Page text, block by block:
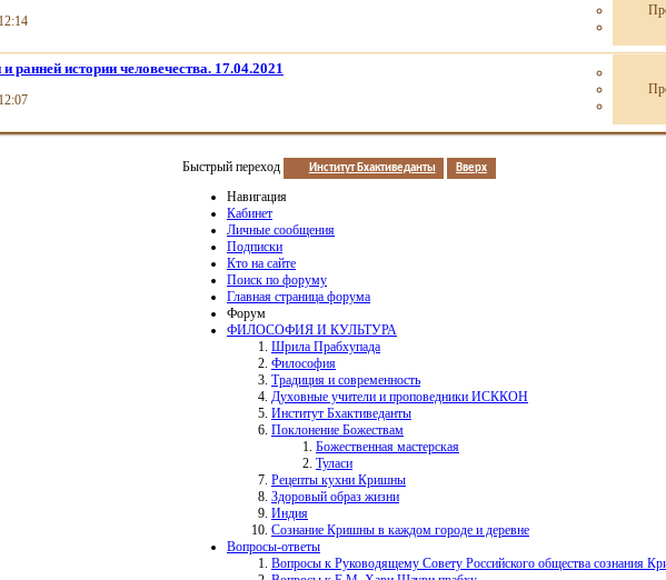
истории человечества. 17.04.2021
Быстрый переход Институт Бхактиведанты Вверх
Навигация
Кабинет
Личные сообщения
Подписки
Кто на сайте
Поиск по форуму
Главная страница форума
Форум
ФИЛОСОФИЯ И КУЛЬТУРА
Шрила Прабхупада
Философия
Традиция и современность
Духовные учители и проповедники ИСККОН
Институт Бхактиведанты
Поклонение Божествам
Божественная мастерская
Туласи
Рецепты кухни Кришны
Здоровый образ жизни
Индия
Сознание Кришны в каждом городе и деревне
Вопросы-ответы
Вопросы к Руководящему Совету Российского общества сознания